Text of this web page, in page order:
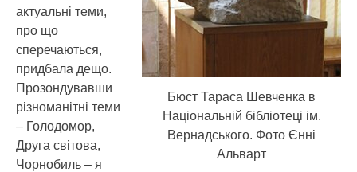
Бюст Тараса Шевченка в
Нацiональнiй бiблiотецi iм.
Вернадського. Фото Єнні
Альварт
актуальні теми,
про що
сперечаються,
придбала дещо.
Прозондувавши
різноманітні теми
– Голодомор,
Друга світова,
Чорнобиль – я